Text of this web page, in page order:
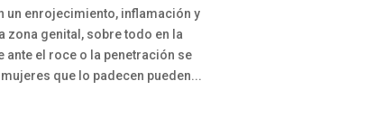
un enrojecimiento, inflamación y
zona genital, sobre todo en la
ante el roce o la penetración se
que lo padecen pueden...